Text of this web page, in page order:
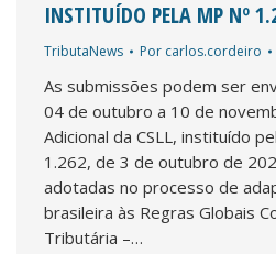
INSTITUÍDO PELA MP Nº
TributaNews Por carlos.cordeiro
As submissões podem ser
04 de outubro a 10 de
Adicional da CSLL, instituído
1.262, de 3 de outubro de
adotadas no processo de
brasileira às Regras Globais
Tributária –…